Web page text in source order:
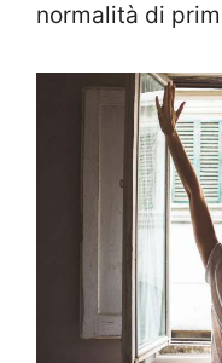
normalità di